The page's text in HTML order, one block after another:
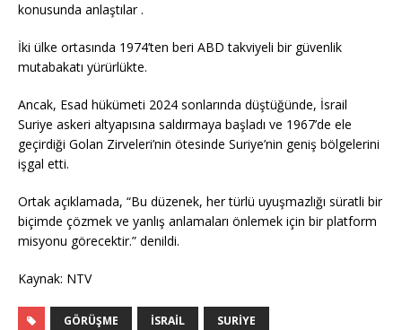
konusunda anlaştılar .
İki ülke ortasında 1974’ten beri ABD takviyeli bir güvenlik
mutabakatı yürürlükte.
Ancak, Esad hükümeti 2024 sonlarında düştüğünde, İsrail
Suriye askeri altyapısına saldırmaya başladı ve 1967’de ele
geçirdiği Golan Zirveleri’nin ötesinde Suriye’nin geniş bölgelerini
işgal etti.
Ortak açıklamada, “Bu düzenek, her türlü uyuşmazlığı süratli bir
biçimde çözmek ve yanlış anlamaları önlemek için bir platform
misyonu görecektir.” denildi.
Kaynak: NTV
GÖRÜŞME İSRAIL SURIYE